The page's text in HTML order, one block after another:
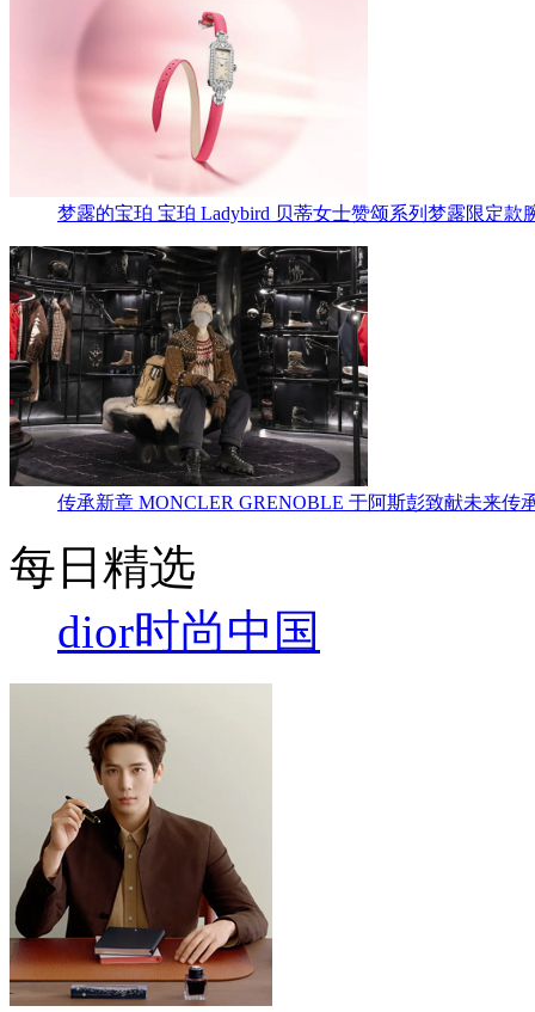
梦露的宝珀 宝珀 Ladybird 贝蒂女士赞颂系列梦露限定款
传承新章 MONCLER GRENOBLE 于阿斯彭致献未来传
每日精选
dior时尚中国